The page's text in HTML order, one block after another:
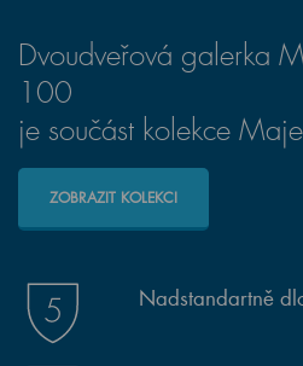
Dvoudveřová galerka
100
je součást kolekce
ZOBRAZIT KOLEKCI
Nadstandartně